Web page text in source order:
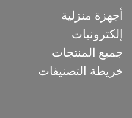
أجهزة منزلية
إلكترونيات
جميع المنتجات
خريطة التصنيفات